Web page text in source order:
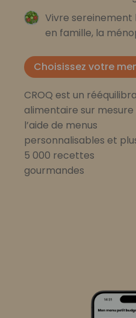
Vivre sereinement
en famille, la
Choisissez votre
CROQ est un
alimentaire sur mesure
l’aide de menus
personnalisables et
5 000 recettes
gourmandes